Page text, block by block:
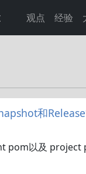
观点 经验
和
pom以及